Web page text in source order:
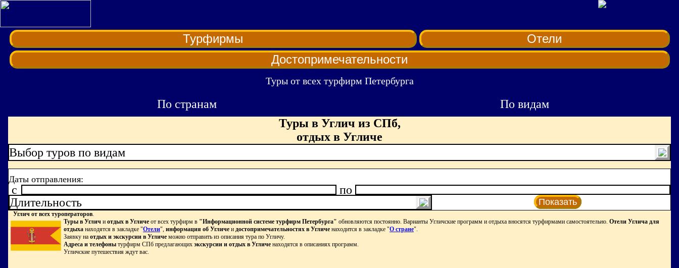
Турфирмы
Отели
Достопримечательности
Туры от всех турфирм Петербурга
По странам
По видам
Туры в Углич из СПб,
отдых в Угличе
Выбор туров по видам
Даты отправления:
c
по
Длительность
Показать
Углич от всех туроператоров.
Туры в Углич и отдых в Угличе от всех турфирм в "Информационной системе турфирм Петербурга" обновляются постоянно. Варианты Угличские программ и отдыха вносятся турфирмами самостоятельно. Отели Углича для
отдыха находятся в закладке "Отели", информация об Угличе и достопримечательностях в Угличе находится в закладке "О стране".
Заявку на отдых и экскурсии в Угличе можно отправить из описания тура по Угличу.
Адреса и телефоны турфирм СПб предлагающих экскурсии и отдых в Угличе находятся в описаниях программ.
Угличские путешествия ждут вас.